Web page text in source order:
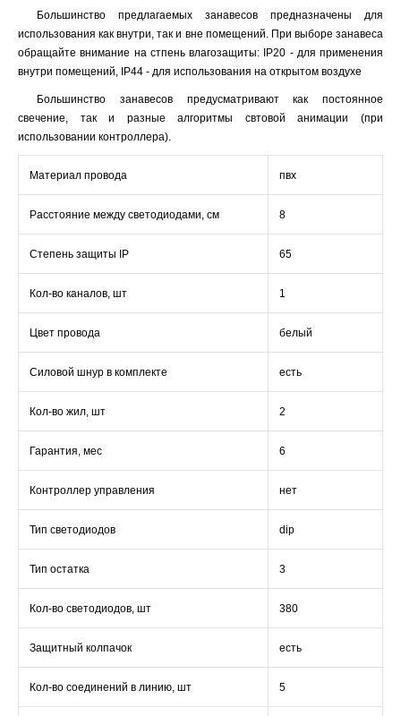
Большинство предлагаемых занавесов предназначены для
использования как внутри, так и вне помещений. При выборе занавеса
обращайте внимание на стпень влагозащиты: IP20 - для применения
внутри помещений, IP44 - для использования на открытом воздухе
Большинство занавесов предусматривают как постоянное
свечение, так и разные алгоритмы свтовой анимации (при
использовании контроллера).
Материал провода пвх
Расстояние между светодиодами, см 8
Степень защиты IP 65
Кол-во каналов, шт 1
Цвет провода белый
Силовой шнур в комплекте есть
Кол-во жил, шт 2
Гарантия, мес 6
Контроллер управления нет
Тип светодиодов dip
Тип остатка 3
Кол-во светодиодов, шт 380
Защитный колпачок есть
Кол-во соединений в линию, шт 5